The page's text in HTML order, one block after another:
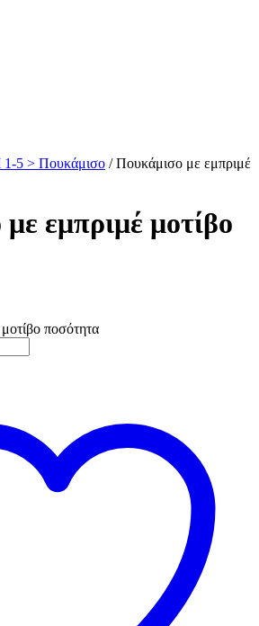
5 > Πουκάμισο /Πουκάμισο με εμπριμέ
εμπριμέ μοτίβο
ποσότητα